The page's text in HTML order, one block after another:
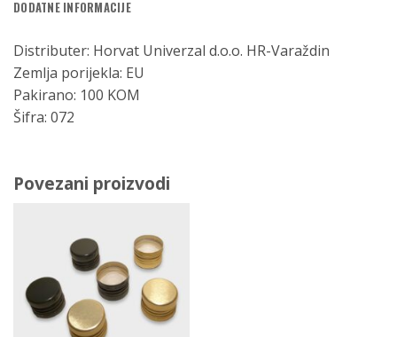
DODATNE INFORMACIJE
Distributer: Horvat Univerzal d.o.o. HR-Varaždin
Zemlja porijekla: EU
Pakirano: 100 KOM
Šifra: 072
Povezani proizvodi